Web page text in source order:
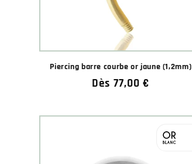
Piercing barre courbe or jaune (1,2mm)
Prix
Dès 77,00 €